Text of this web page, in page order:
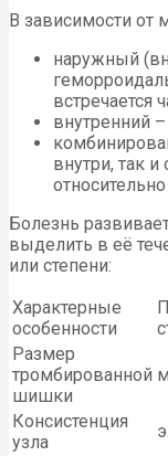
В зависимости от
наружный
встречается
внутренний
внутри, так и
Болезнь
выделить в её
или степени:
Характерные
особенности
Размер
тромбированной
шишки
Консистенция
узла